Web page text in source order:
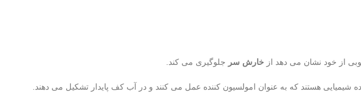
از خود نشان می دهد از خارش سر جلوگیری می کند.
هستند که به عنوان امولسیون کننده عمل می کنند و در آب کف پایدار تشکیل می دهند.